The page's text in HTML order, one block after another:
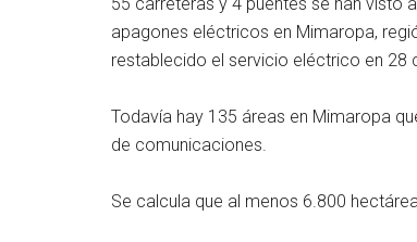
apagones eléctricos en Mimaropa,
restablecido el servicio eléctrico en 28
Todavía hay 135 áreas en Mimaropa
de comunicaciones.
Se calcula que al menos 6.800